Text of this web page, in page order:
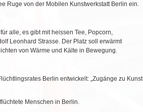
Ruge von der Mobilen Kunstwerkstatt Berlin ein.
alle, es gibt mit heissen Tee, Popcorn,
Leonhard Strasse. Der Platz soll erwärmt
von Wärme und Kälte in Bewegung.
Berlin entwickelt: „Zugänge zu Kunst
Menschen in Berlin.